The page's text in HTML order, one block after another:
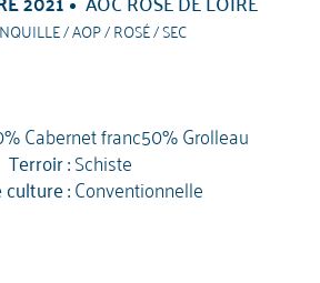
/ AOP / ROSÉ / SEC
Cabernet franc50% Grolleau
Terroir :Schiste
:Conventionnelle